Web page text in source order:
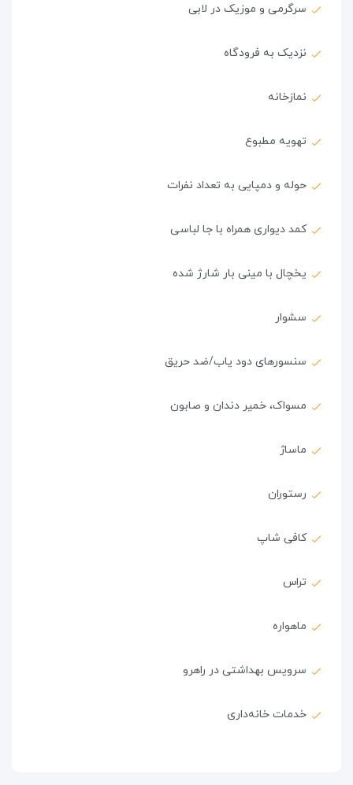
سرگرمی و موزیک در لابی
نزدیک به فرودگاه
نمازخانه
تهویه مطبوع
حوله و دمپایی به تعداد نفرات
کمد دیواری همراه با جا لباسی
یخچال با مینی بار شارژ شده
سشوار
سنسورهای دود یاب/ضد حریق
مسواک، خمیر دندان و صابون
ماساژ
رستوران
کافی شاپ
تراس
ماهواره
سرویس بهداشتی در راهرو
خدمات خانه‌داری